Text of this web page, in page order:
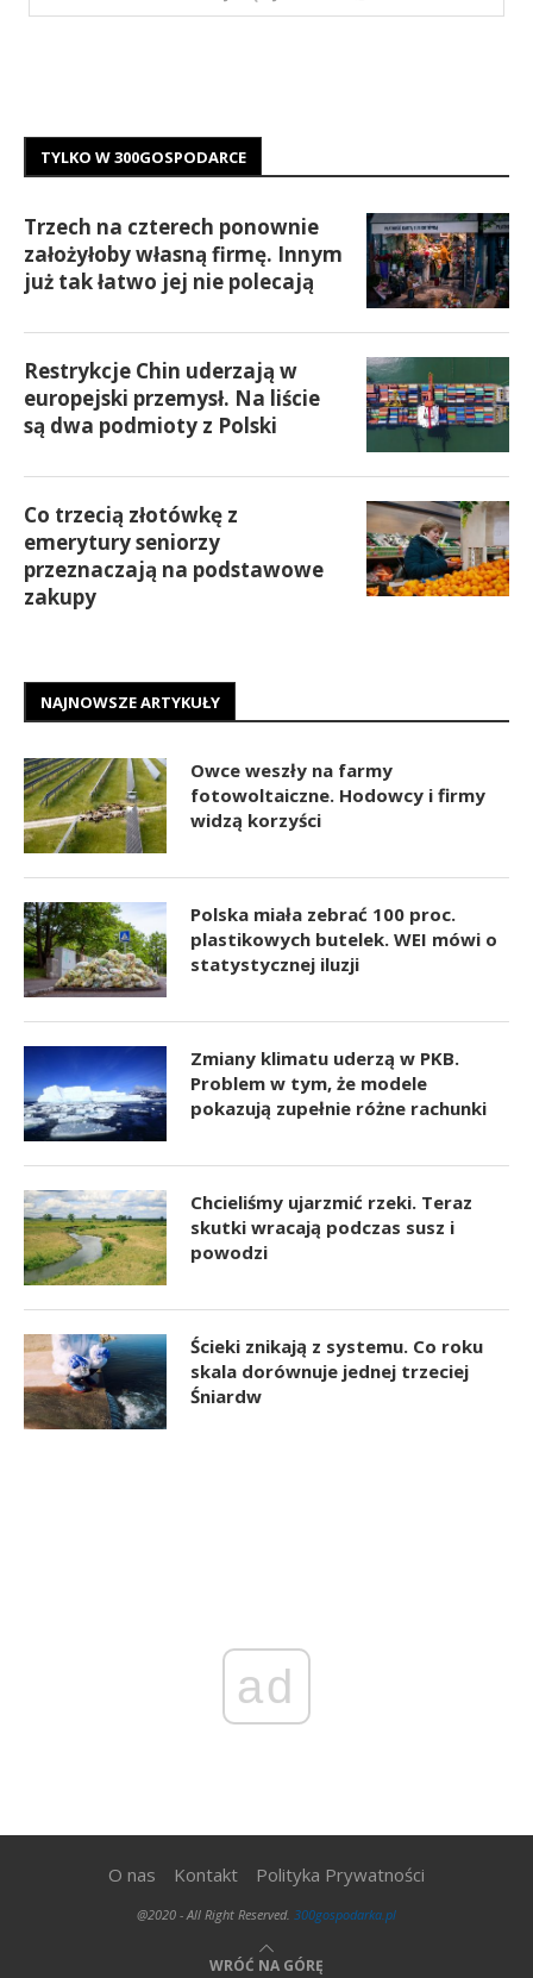
TYLKO W 300GOSPODARCE
Trzech na czterech ponownie
założyłoby własną firmę. Innym
już tak łatwo jej nie polecają
Restrykcje Chin uderzają w
europejski przemysł. Na liście
są dwa podmioty z Polski
Co trzecią złotówkę z
emerytury seniorzy
przeznaczają na podstawowe
zakupy
NAJNOWSZE ARTYKUŁY
Owce weszły na farmy
fotowoltaiczne. Hodowcy i firmy
widzą korzyści
Polska miała zebrać 100 proc.
plastikowych butelek. WEI mówi o
statystycznej iluzji
Zmiany klimatu uderzą w PKB.
Problem w tym, że modele
pokazują zupełnie różne rachunki
Chcieliśmy ujarzmić rzeki. Teraz
skutki wracają podczas susz i
powodzi
Ścieki znikają z systemu. Co roku
skala dorównuje jednej trzeciej
Śniardw
ad
O nas Kontakt Polityka Prywatności
@2020 - All Right Reserved. 300gospodarka.pl
WRÓĆ NA GÓRĘ